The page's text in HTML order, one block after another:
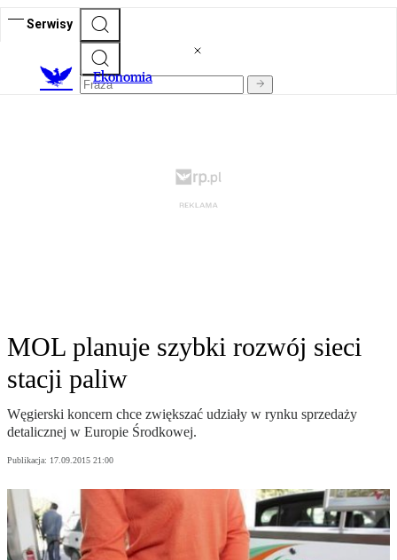
Serwisy
Ekonomia
MOL planuje szybki rozwój sieci
stacji paliw
Węgierski koncern chce zwiększać udziały w rynku sprzedaży
detalicznej w Europie Środkowej.
Publikacja: 17.09.2015 21:00